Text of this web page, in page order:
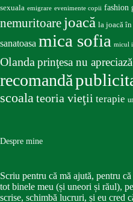
sexuala emigrare evenimente copii fashion
nemuritoare joacă la joacă
sanatoasa mica sofia micul
Olandaprinţesa nu apreciază
recomandă
scoalateoria vieţii terapie
Despre mine
Scriu pentru că mă ajută, pentru
tot binele meu (și uneori și răul),
scrise, schimbă lucruri, și eu cred